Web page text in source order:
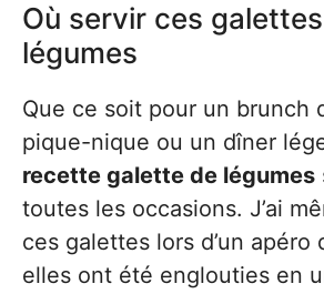
Où servir ces
légumes
Que ce soit pour un brunch
pique-nique ou un dîner
recette galette de légumes
toutes les occasions. J’ai
ces galettes lors d’un apéro
elles ont été englouties en